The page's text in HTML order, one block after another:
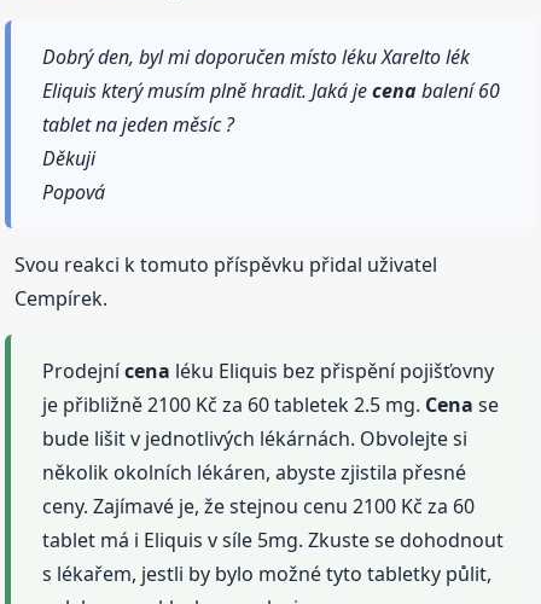
Dobrý den, byl mi doporučen místo léku Xarelto lék
Eliquis který musím plně hradit. Jaká jecenabalení 60
tablet na jeden měsíc ?
Děkuji
Popová
Svou reakci k tomuto příspěvku přidal uživatel
Cempírek.
Prodejnícena léku Eliquis bez přispění pojišťovny
je přibližně 2100 Kč za 60 tabletek 2.5 mg. Cena se
bude lišit v jednotlivých lékárnách. Obvolejte si
několik okolních lékáren, abyste zjistila přesné
ceny. Zajímavé je, že stejnou cenu 2100 Kč za 60
tablet má i Eliquis v síle 5mg. Zkuste se dohodnout
s lékařem, jestli by bylo možné tyto tabletky půlit,